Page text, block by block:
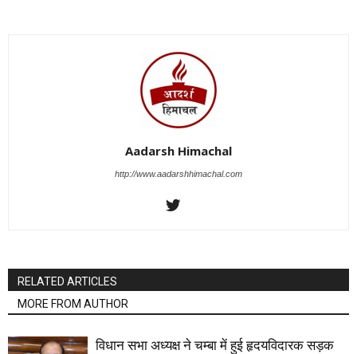
Aadarsh Himachal
http://www.aadarshhimachal.com
RELATED ARTICLES
MORE FROM AUTHOR
विधान सभा अध्यक्ष ने चम्बा में हुई हृदयविदारक सड़क